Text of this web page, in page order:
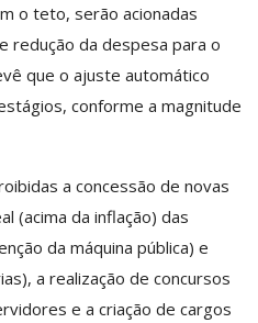
o teto, serão acionadas
redução da despesa para o
que o ajuste automático
conforme a magnitude
a concessão de novas
(acima da inflação) das
da máquina pública) e
a realização de concursos
e a criação de cargos